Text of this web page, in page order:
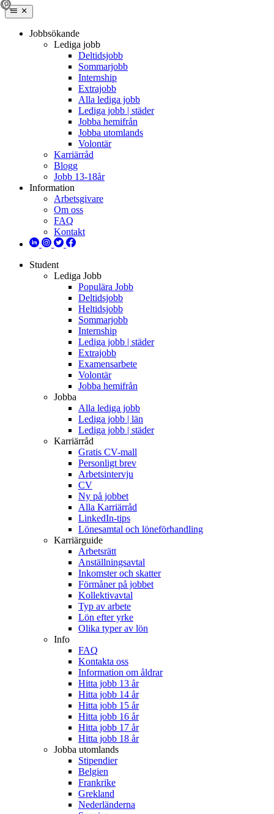
Jobbsökande
Lediga jobb
Deltidsjobb
Sommarjobb
Internship
Extrajobb
Alla lediga jobb
Lediga jobb | städer
Jobba hemifrån
Jobba utomlands
Volontär
Karriärråd
Blogg
Jobb 13-18år
Information
Arbetsgivare
Om oss
FAQ
Kontakt
Student
Lediga Jobb
Populära Jobb
Deltidsjobb
Heltidsjobb
Sommarjobb
Internship
Lediga jobb | städer
Extrajobb
Examensarbete
Volontär
Jobba hemifrån
Jobba
Alla lediga jobb
Lediga jobb | län
Lediga jobb | städer
Karriärråd
Gratis CV-mall
Personligt brev
Arbetsintervju
CV
Ny på jobbet
Alla Karriärråd
LinkedIn-tips
Lönesamtal och löneförhandling
Karriärguide
Arbetsrätt
Anställningsavtal
Inkomster och skatter
Förmåner på jobbet
Kollektivavtal
Typ av arbete
Lön efter yrke
Olika typer av lön
Info
FAQ
Kontakta oss
Information om åldrar
Hitta jobb 13 år
Hitta jobb 14 år
Hitta jobb 15 år
Hitta jobb 16 år
Hitta jobb 17 år
Hitta jobb 18 år
Jobba utomlands
Stipendier
Belgien
Frankrike
Grekland
Nederländerna